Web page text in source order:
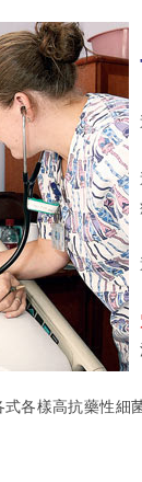
各樣高抗藥性細